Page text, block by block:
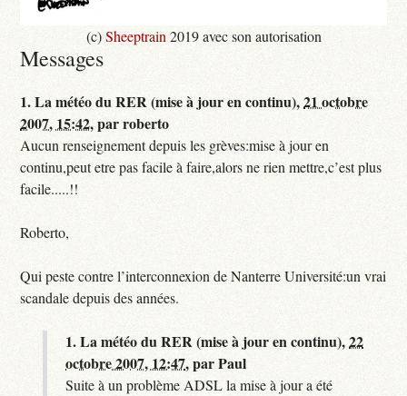
(c)Sheeptrain 2019 avec son autorisation
Messages
1.La météo du RER (mise à jour en continu),21 octobre
2007, 15:42,parroberto
Aucun renseignement depuis les grèves:mise à jour en
continu,peut etre pas facile à faire,alors ne rien mettre,c’est plus
facile.....!!
Roberto,
Qui peste contre l’interconnexion de Nanterre Université:un vrai
scandale depuis des années.
1.La météo du RER (mise à jour en continu),22
octobre 2007, 12:47,parPaul
Suite à un problème ADSL la mise à jour a été